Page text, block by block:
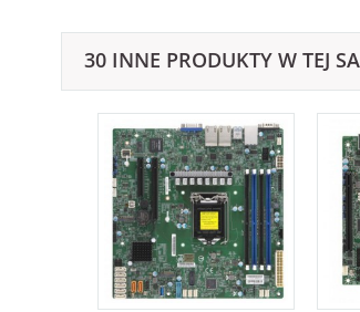
30 INNE PRODUKTY W TEJ